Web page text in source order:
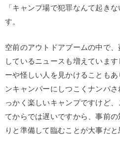
「キャンプ場で犯罪なんて起き
す。
空前のアウトドアブームの中で
しているニュースも増えていま
ーや怪しい人を見かけることも
ンキャンパーにしつこくナンパ
っかく楽しいキャンプですけど
てからでは遅いですから、事前
りと準備して臨むことが大事だと